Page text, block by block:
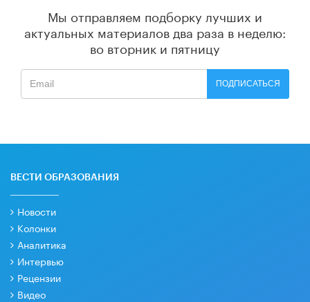
Мы отправляем подборку лучших и
актуальных материалов два раза в неделю:
во вторник и пятницу
ПОДПИСАТЬСЯ
ВЕСТИ ОБРАЗОВАНИЯ
Новости
Колонки
Аналитика
Интервью
Рецензии
Видео